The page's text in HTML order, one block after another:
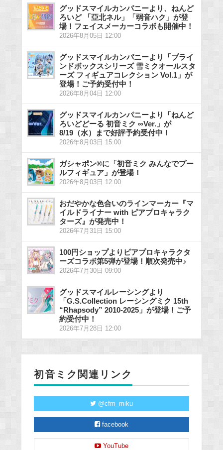
グッドスマイルカンパニーより、ねんど
ろいど 「亞北ネル」「弱音ハク」が登
場！フェイスメーカーコラボも開催中！
2026年8月05日 12:00
グッドスマイルカンパニーより「ブライ
ンドボックスシリーズ 雪ミクオールスタ
ーズ フィギュアコレクション Vol.1」が
登場！ご予約受付中！
2026年8月04日 12:00
グッドスマイルカンパニーより「ねんど
ろいどどーる 初音ミク ∞Ver.」が
8/19（水）まで好評予約受付中！
2026年8月03日 15:00
ガシャポン®に「初音ミク みんなでプー
ルフィギュア」が登場！
2026年8月03日 12:00
おだやかな色合いのラインマーカー『マ
イルドライナー with ピアプロキャラク
ターズ』が発売中！
2026年7月31日 15:00
100円ショップよりピアプロキャラクタ
ーズコラボ第5弾が登場！順次発売中♪
2026年7月30日 09:00
グッドスマイルレーシングより
「G.S.Collection レーシングミク 15th
“Rhapsody” 2010-2025」が登場！ご予
約受付中！
2026年7月28日 12:00
初音ミク関連リンク
@cfm_miku
facebook
YouTube